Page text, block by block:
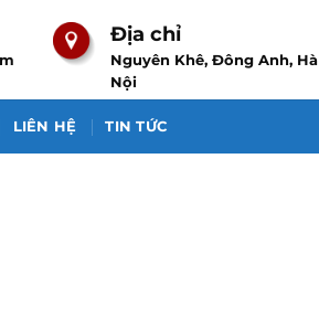
Địa chỉ
Nguyên Khê, Đông Anh, Hà
Nội
LIÊN HỆ TIN TỨC